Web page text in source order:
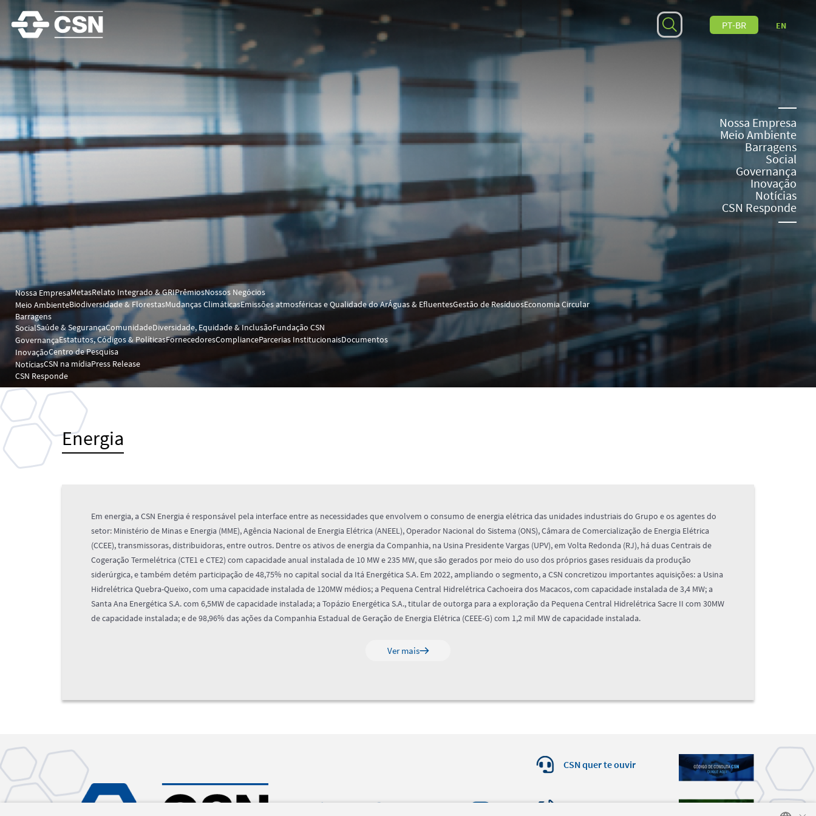
PT-BR EN
Nossa Empresa
Meio Ambiente
Barragens
Social
Governança
Inovação
Notícias
CSN Responde
Nossa EmpresaMetasRelato Integrado & GRIPrêmiosNossos Negócios
Meio AmbienteBiodiversidade & FlorestasMudanças ClimáticasEmissões atmosféricas e Qualidade do ArÁguas & EfluentesGestão de ResíduosEconomia Circular
Barragens
SocialSaúde & SegurançaComunidadeDiversidade, Equidade & InclusãoFundação CSN
GovernançaEstatutos, Códigos & PolíticasFornecedoresComplianceParcerias InstitucionaisDocumentos
InovaçãoCentro de Pesquisa
NotíciasCSN na mídiaPress Release
CSN Responde
Energia
Em energia, a CSN Energia é responsável pela interface entre as necessidades que envolvem o consumo de energia elétrica das unidades industriais do Grupo e os agentes do
setor: Ministério de Minas e Energia (MME), Agência Nacional de Energia Elétrica (ANEEL), Operador Nacional do Sistema (ONS), Câmara de Comercialização de Energia Elétrica
(CCEE), transmissoras, distribuidoras, entre outros. Dentre os ativos de energia da Companhia, na Usina Presidente Vargas (UPV), em Volta Redonda (RJ), há duas Centrais de
Cogeração Termelétrica (CTE1 e CTE2) com capacidade anual instalada de 10 MW e 235 MW, que são gerados por meio do uso dos próprios gases residuais da produção
siderúrgica, e também detém participação de 48,75% no capital social da Itá Energética S.A. Em 2022, ampliando o segmento, a CSN concretizou importantes aquisições: a Usina
Hidrelétrica Quebra-Queixo, com uma capacidade instalada de 120MW médios; a Pequena Central Hidrelétrica Cachoeira dos Macacos, com capacidade instalada de 3,4 MW; a
Santa Ana Energética S.A. com 6,5MW de capacidade instalada; a Topázio Energética S.A., titular de outorga para a exploração da Pequena Central Hidrelétrica Sacre II com 30MW
de capacidade instalada; e de 98,96% das ações da Companhia Estadual de Geração de Energia Elétrica (CEEE-G) com 1,2 mil MW de capacidade instalada.
Ver mais
CSN quer te ouvir